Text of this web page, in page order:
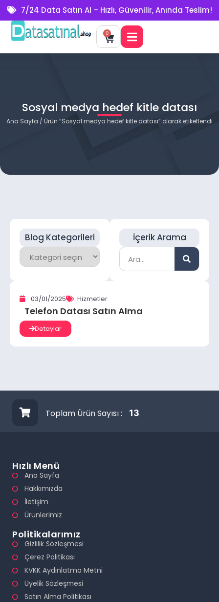
7/24 Data Satın Al – Hızlı, Güvenilir, Anında Teslim!
0
Sosyal medya hedef kitle datası
Ana Sayfa / Ürün “Sosyal medya hedef kitle datası” olarak etiketlendi
Blog Kategorileri İçerik Arama
03/01/2025 Hizmetler
Telefon Datası Satın Alma
Detaylar
Toplam Ürün Sayısı : 13
Hızlı Menü
Ana Sayfa
Hakkımızda
İletişim
Ürünlerimiz
Politikalarımız
Gizlilik Sözleşmesi
Çerez Politikası
KVKK Aydınlatma Metni
Üyelik Sözleşmesi
Satın Alma Politikası